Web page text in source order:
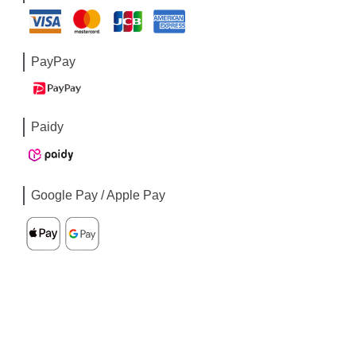
PayPay
Paidy
Google Pay / Apple Pay